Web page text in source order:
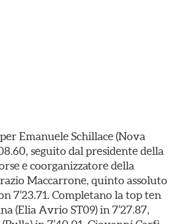
Emanuele Schillace (Nova
seguito dal presidente della
e coorganizzatore della
Maccarrone, quinto assoluto
7’23.71. Completano la top ten
(Elia Avrio ST09) in 7’27.87,